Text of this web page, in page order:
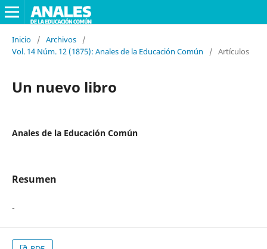
Inicio / Archivos
/
Vol. 14 Núm. 12 (1875): Anales de la Educación Común
/ Artículos
Un nuevo libro
Anales de la Educación Común
Resumen
-